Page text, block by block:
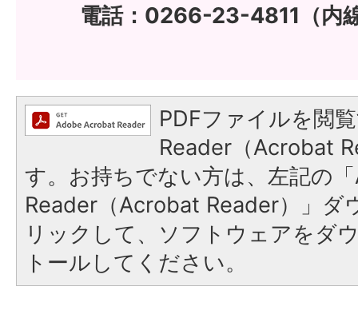
電話：0266-23-4811（内
PDFファイルを閲
Reader（Acrobat
す。お持ちでない方は、左記の
Reader（Acrobat Reader）」ダ
リックして、ソフトウェアをダ
トールしてください。